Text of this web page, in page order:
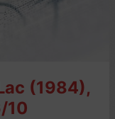
(1984),
10